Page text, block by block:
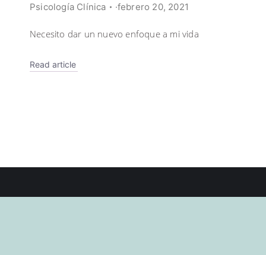
Psicología Clínica febrero 20, 2021
Necesito dar un nuevo enfoque a mi vida
Read article